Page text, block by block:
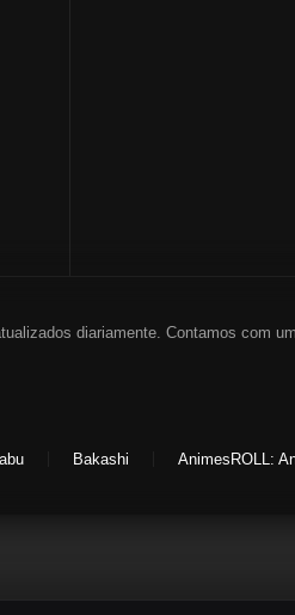
diariamente. Contamos com
Bakashi AnimesROLL: